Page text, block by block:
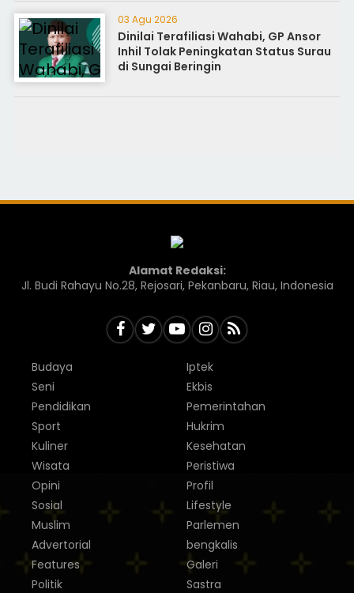
03 Agu 2026
Dinilai Terafiliasi Wahabi, GP Ansor
Inhil Tolak Peningkatan Status Surau
di Sungai Beringin
Alamat Redaksi:
Jl. Budi Rahayu No.28, Rejosari, Pekanbaru, Riau, Indonesia
Budaya
Seni
Pendidikan
Sport
Kuliner
Wisata
Iptek
Ekbis
Pemerintahan
Hukrim
Kesehatan
Peristiwa
Opini
Sosial
Muslim
Advertorial
Features
Politik
Profil
Lifestyle
Parlemen
bengkalis
Galeri
Sastra